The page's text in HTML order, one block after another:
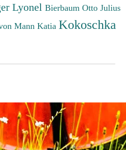
Lyonel Bierbaum Otto Julius
Mann Katia Kokoschka